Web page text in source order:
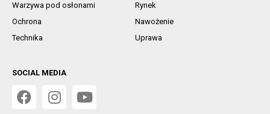
Warzywa pod osłonami
Rynek
Ochrona
Nawożenie
Technika
Uprawa
SOCIAL MEDIA